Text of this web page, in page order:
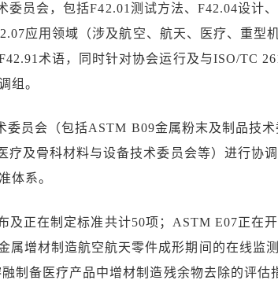
员会，包括F42.01测试方法、F42.04设计
应用领域（涉及航空、航天、医疗、重型
术语，同时针对协会运行及与ISO/TC
组。
委员会（包括ASTM B09金属粉末及制品技
疗及骨科材料与设备技术委员会等）进行协
体系。
正在制定标准共计50项；ASTM E07正在开
属增材制造航空航天零件成形期间的在线监
制备医疗产品中增材制造残余物去除的评估